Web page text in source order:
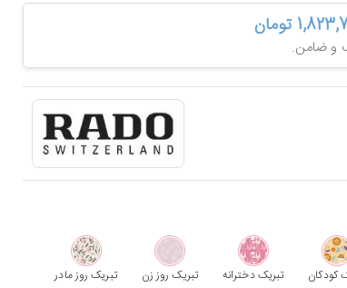
تومان
کودکان تبریک دخترانه تبریک روز زن تبریک روز مادر